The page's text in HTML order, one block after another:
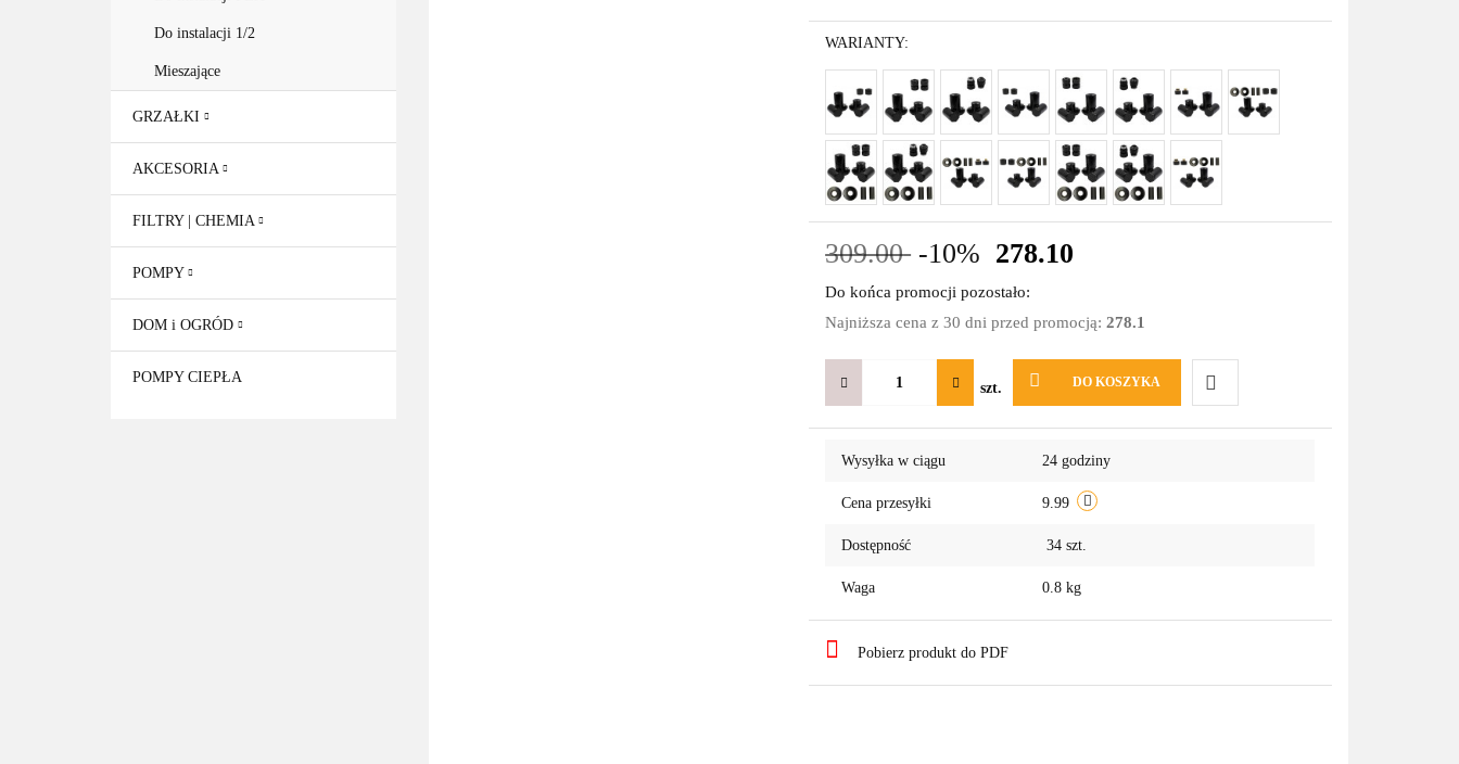
Do instalacji 1/2
Mieszające
GRZAŁKI
AKCESORIA
FILTRY | CHEMIA
POMPY
DOM i OGRÓD
POMPY CIEPŁA
WARIANTY:
309.00 -10% 278.10
Do końca promocji pozostało:
Najniższa cena z 30 dni przed promocją:278.1
szt. DO KOSZYKA
Do
Wysyłka w ciągu 24 godziny
Cena przesyłki 9.99
Dostępność 34 szt.
Waga 0.8 kg
Pobierz produkt do PDF